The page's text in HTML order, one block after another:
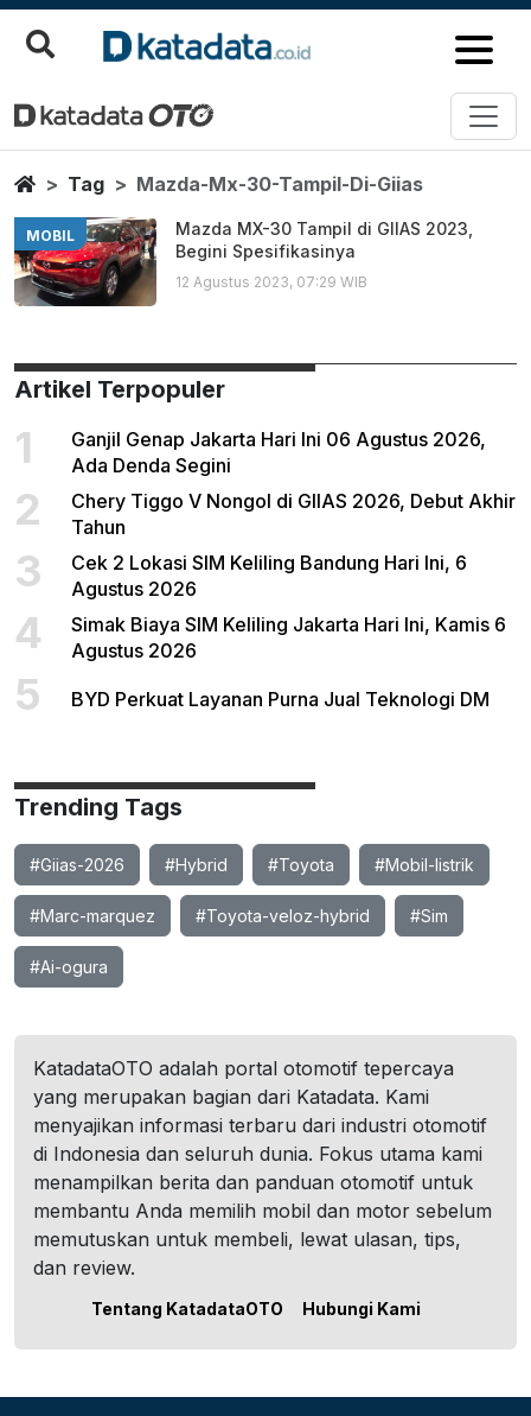
Mazda Mx 30 Tampil Di Giias
Berita Terbaru
HomeTag Mazda-Mx-30-Tampil-Di-Giias
MOBIL
Mazda MX-30 Tampil di GIIAS 2023,
Begini Spesifikasinya
12 Agustus 2023, 07:29 WIB
Artikel Terpopuler
1
Ganjil Genap Jakarta Hari Ini 06 Agustus 2026,
Ada Denda Segini
2
Chery Tiggo V Nongol di GIIAS 2026, Debut Akhir
Tahun
3
Cek 2 Lokasi SIM Keliling Bandung Hari Ini, 6
Agustus 2026
4
Simak Biaya SIM Keliling Jakarta Hari Ini, Kamis 6
Agustus 2026
5 BYD Perkuat Layanan Purna Jual Teknologi DM
Trending Tags
#Giias-2026 #Hybrid #Toyota #Mobil-listrik
#Marc-marquez #Toyota-veloz-hybrid #Sim
#Ai-ogura
KatadataOTO adalah portal otomotif tepercaya
yang merupakan bagian dari Katadata. Kami
menyajikan informasi terbaru dari industri otomotif
di Indonesia dan seluruh dunia. Fokus utama kami
menampilkan berita dan panduan otomotif untuk
membantu Anda memilih mobil dan motor sebelum
memutuskan untuk membeli, lewat ulasan, tips,
dan review.
Tentang KatadataOTO Hubungi Kami